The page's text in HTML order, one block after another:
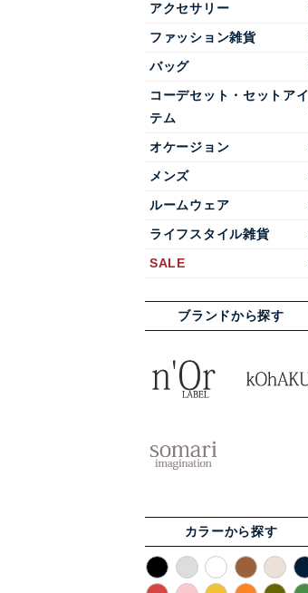
アクセサリー
ファッション雑貨
バッグ
コーデセット・セットアイ
テム
オケージョン
メンズ
ルームウェア
ライフスタイル雑貨
SALE
ブランドから探す
カラーから探す